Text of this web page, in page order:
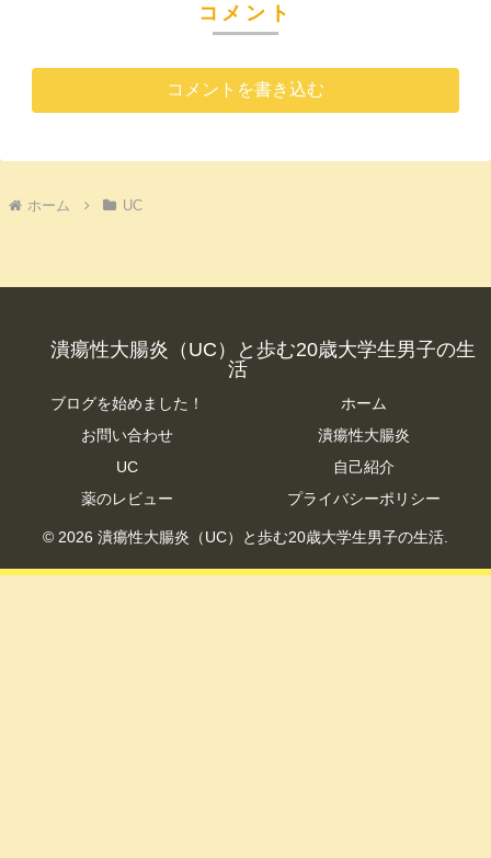
コメント
コメントを書き込む
ホーム UC
潰瘍性大腸炎（UC）と歩む20歳大学生男子の生
活
ブログを始めました！
ホーム
お問い合わせ
潰瘍性大腸炎
UC
自己紹介
薬のレビュー
プライバシーポリシー
© 2026 潰瘍性大腸炎（UC）と歩む20歳大学生男子の生活.